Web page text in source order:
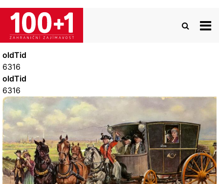
Přejít
hlavnímu
obsahu
oldTid
6316
oldTid
6316
Image